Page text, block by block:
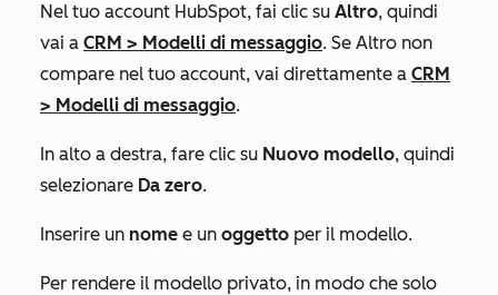
Nel tuo account HubSpot, fai clic su Altro, quindi
vai a CRM > Modelli di messaggio. Se Altro non
compare nel tuo account, vai direttamente a CRM
> Modelli di messaggio.
In alto a destra, fare clic su Nuovo modello, quindi
selezionare Da zero.
Inserire un nome e un oggetto per il modello.
Per rendere il modello privato, in modo che solo